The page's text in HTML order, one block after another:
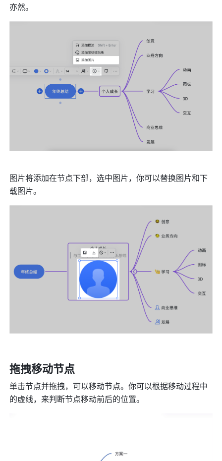
亦然。
图片将添加在节点下部，选中图片，你可以替换图片和下
载图片。
拖拽移动节点
单击节点并拖拽，可以移动节点。你可以根据移动过程中
的虚线，来判断节点移动前后的位置。